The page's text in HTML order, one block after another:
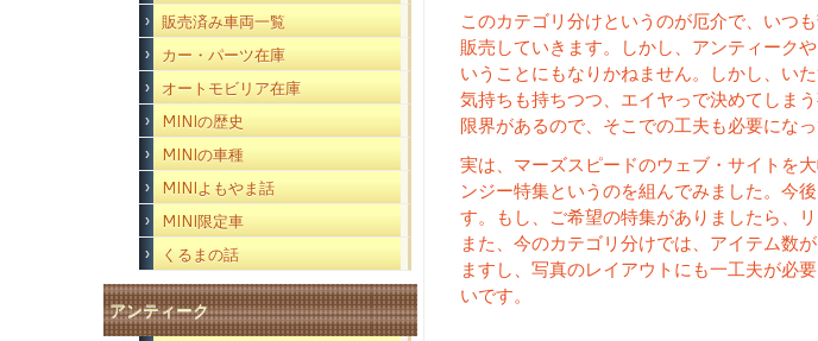
販売済み車両一覧
カー・パーツ在庫
オートモビリア在庫
MINIの歴史
MINIの車種
MINIよもやま話
MINI限定車
くるまの話
アンティーク
このカテゴリ分けというのが厄介で、いつ
販売していきます。しかし、アンティーク
いうことにもなりかねません。しかし、い
気持ちも持ちつつ、エイヤっで決めてしま
限界があるので、そこでの工夫も必要になっ
実は、マーズスピードのウェブ・サイトを
ンジー特集というのを組んでみました。今
す。もし、ご希望の特集がありましたら、リ
また、今のカテゴリ分けでは、アイテム数
ますし、写真のレイアウトにも一工夫が必
いです。